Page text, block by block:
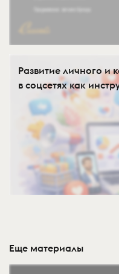
Развитие личного и
в соцсетях как
Еще материалы